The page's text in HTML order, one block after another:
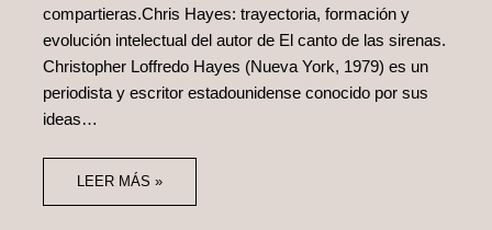
compartieras.Chris Hayes: trayectoria, formación y
evolución intelectual del autor de El canto de las sirenas.
Christopher Loffredo Hayes (Nueva York, 1979) es un
periodista y escritor estadounidense conocido por sus
ideas…
LEER MÁS »